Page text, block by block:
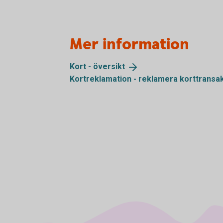
Mer information
Kort - översikt
Kortreklamation - reklamera